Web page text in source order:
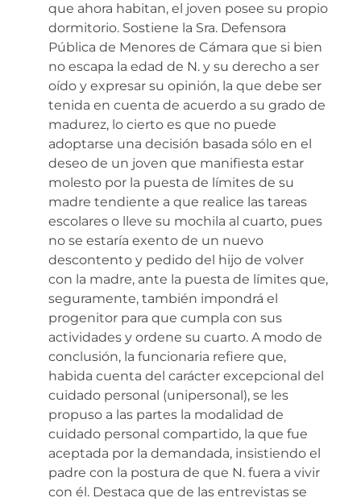
que ahora habitan, el joven posee su propio
dormitorio. Sostiene la Sra. Defensora
Pública de Menores de Cámara que si bien
no escapa la edad de N. y su derecho a ser
oído y expresar su opinión, la que debe ser
tenida en cuenta de acuerdo a su grado de
madurez, lo cierto es que no puede
adoptarse una decisión basada sólo en el
deseo de un joven que manifiesta estar
molesto por la puesta de límites de su
madre tendiente a que realice las tareas
escolares o lleve su mochila al cuarto, pues
no se estaría exento de un nuevo
descontento y pedido del hijo de volver
con la madre, ante la puesta de límites que,
seguramente, también impondrá el
progenitor para que cumpla con sus
actividades y ordene su cuarto. A modo de
conclusión, la funcionaria refiere que,
habida cuenta del carácter excepcional del
cuidado personal (unipersonal), se les
propuso a las partes la modalidad de
cuidado personal compartido, la que fue
aceptada por la demandada, insistiendo el
padre con la postura de que N. fuera a vivir
con él. Destaca que de las entrevistas se